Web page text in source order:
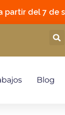
del 7 de
Blog